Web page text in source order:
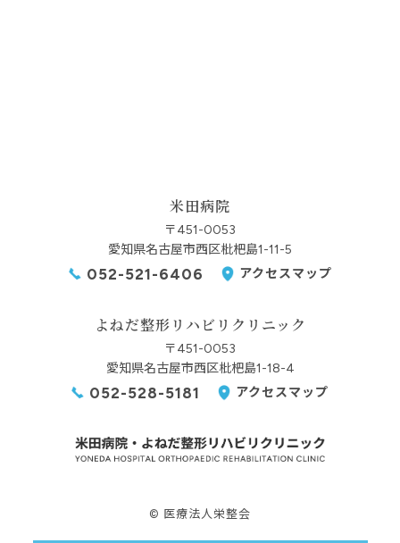
米田病院
〒451-0053
愛知県名古屋市西区枇杷島1-11-5
052-521-6406 アクセスマップ
よねだ整形リハビリクリニック
〒451-0053
愛知県名古屋市西区枇杷島1-18-4
052-528-5181 アクセスマップ
© 医療法人栄整会